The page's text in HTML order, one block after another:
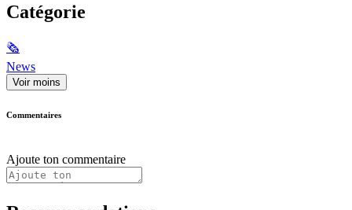
Catégorie
🗞
News
Voir moins
Commentaires
Ajoute ton commentaire